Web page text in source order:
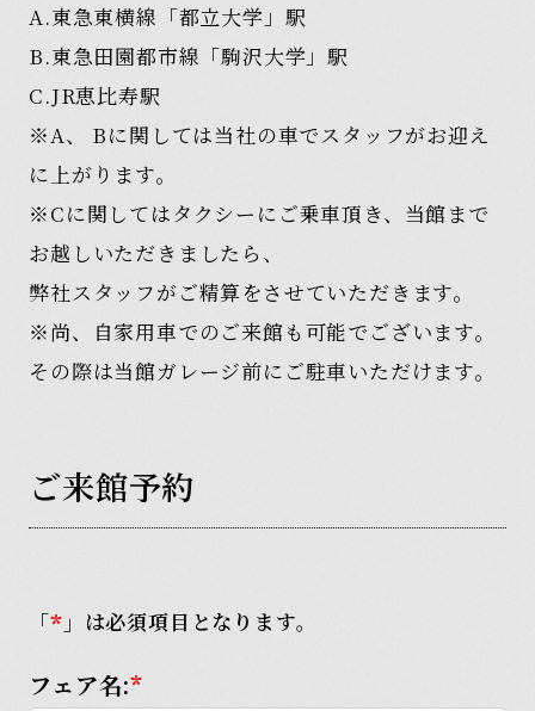
A.東急東横線「都立大学」駅
B.東急田園都市線「駒沢大学」駅
C.JR恵比寿駅
※A、 Bに関しては当社の車でスタッフがお迎え
に上がります。
※Cに関してはタクシーにご乗車頂き、当館まで
お越しいただきましたら、
弊社スタッフがご精算をさせていただきます。
※尚、自家用車でのご来館も可能でございます。
その際は当館ガレージ前にご駐車いただけます。
ご来館予約
「* 」は必須項目となります。
フェア名:*